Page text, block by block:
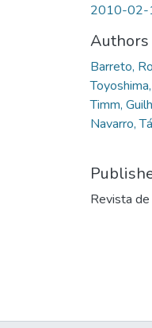
2010-02-
Authors
Barreto,
Timm,
Navarro,
Revista